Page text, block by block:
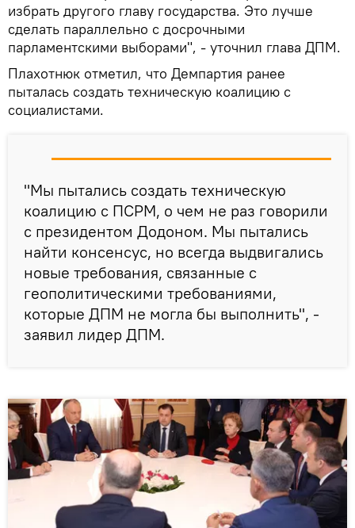
избрать другого главу государства. Это лучше
сделать параллельно с досрочными
парламентскими выборами", - уточнил глава ДПМ.
Плахотнюк отметил, что Демпартия ранее
пыталась создать техническую коалицию с
социалистами.
"Мы пытались создать техническую
коалицию с ПСРМ, о чем не раз говорили
с президентом Додоном. Мы пытались
найти консенсус, но всегда выдвигались
новые требования, связанные с
геополитическими требованиями,
которые ДПМ не могла бы выполнить", -
заявил лидер ДПМ.